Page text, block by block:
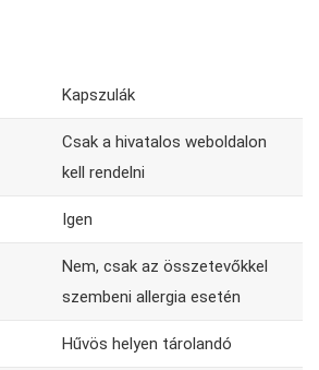
Kapszulák
Csak a hivatalos weboldalon
kell rendelni
Igen
Nem, csak az összetevőkkel
szembeni allergia esetén
Hűvös helyen tárolandó